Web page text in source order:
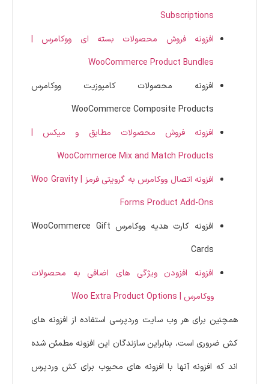
Subscriptions
افزونه فروش محصولات بسته ای ووکامرس |
WooCommerce Product Bundles
افزونه محصولات کامپوزیت ووکامرس
WooCommerce Composite Products
افزونه فروش محصولات مطابق و میکس |
WooCommerce Mix and Match Products
افزونه اتصال ووکامرس به گرویتی فرمز | Woo Gravity
Forms Product Add-Ons
افزونه کارت هدیه ووکامرس WooCommerce Gift
Cards
افزونه افزودن ویژگی های اضافی به محصولات
ووکامرس | Woo Extra Product Options
همچنین برای هر وب سایت وردپرسی استفاده از افزونه های
کش ضروری است، بنابراین سازندگان این افزونه مطمئن شده
اند که افزونه آنها با افزونه های محبوب برای کش وردپرس